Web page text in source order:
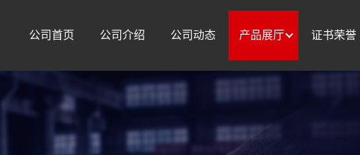
公司首页 公司介绍 公司动态 产品展厅 证书荣誉